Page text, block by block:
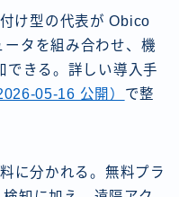
け型の代表が Obico
タを組み合わせ、機
できる。詳しい導入手
05-16 公開） で整
に分かれる。無料プラ